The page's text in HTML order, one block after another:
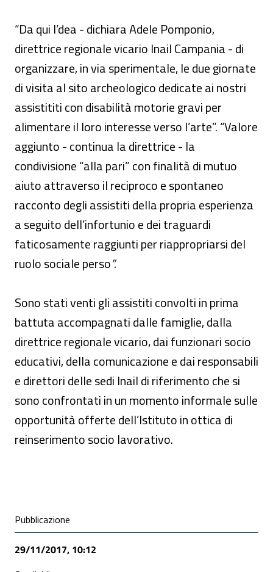
“Da qui l’dea - dichiara Adele Pomponio,
direttrice regionale vicario Inail Campania - di
organizzare, in via sperimentale, le due giornate
di visita al sito archeologico dedicate ai nostri
assistititi con disabilità motorie gravi per
alimentare il loro interesse verso l’arte”. “Valore
aggiunto - continua la direttrice - la
condivisione “alla pari” con finalità di mutuo
aiuto attraverso il reciproco e spontaneo
racconto degli assistiti della propria esperienza
a seguito dell’infortunio e dei traguardi
faticosamente raggiunti per riappropriarsi del
ruolo sociale perso”.
Sono stati venti gli assistiti convolti in prima
battuta accompagnati dalle famiglie, dalla
direttrice regionale vicario, dai funzionari socio
educativi, della comunicazione e dai responsabili
e direttori delle sedi Inail di riferimento che si
sono confrontati in un momento informale sulle
opportunità offerte dell’Istituto in ottica di
reinserimento socio lavorativo.
Condivisione social
Pubblicazione
29/11/2017, 10:12